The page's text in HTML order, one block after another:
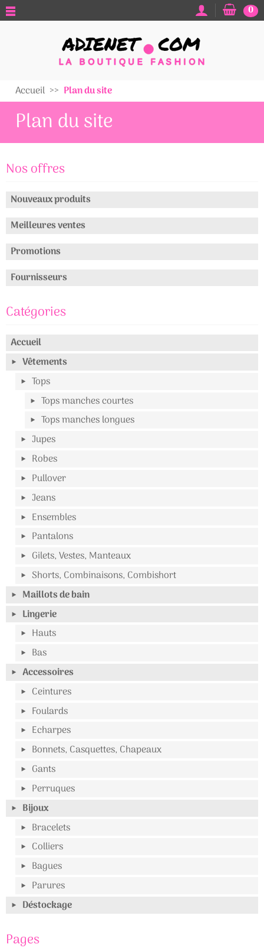
0
Accueil Plan du site
Plan du site
Nos offres
Nouveaux produits
Meilleures ventes
Promotions
Fournisseurs
Catégories
Accueil
Vêtements
Tops
Tops manches courtes
Tops manches longues
Jupes
Robes
Pullover
Jeans
Ensembles
Pantalons
Gilets, Vestes, Manteaux
Shorts, Combinaisons, Combishort
Maillots de bain
Lingerie
Hauts
Bas
Accessoires
Ceintures
Foulards
Echarpes
Bonnets, Casquettes, Chapeaux
Gants
Perruques
Bijoux
Bracelets
Colliers
Bagues
Parures
Déstockage
Pages